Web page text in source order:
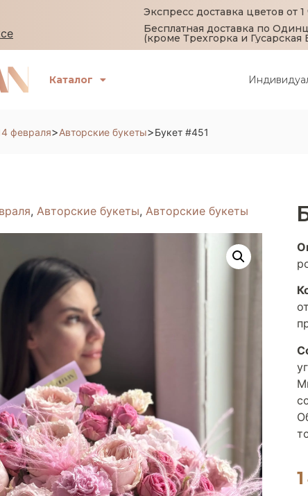
Экспресс доставка цветов от
Бесплатная доставка по
(кроме Трехгорка и Гусарская
Каталог
февраля>Авторские букеты>Букет #451
, Авторские букеты, Авторские букеты